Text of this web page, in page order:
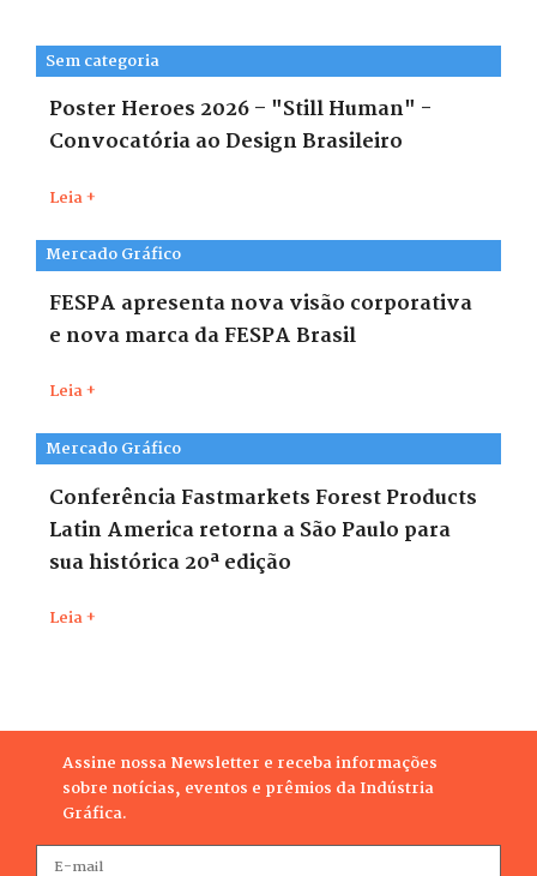
Sem categoria
Poster Heroes 2026 – "Still Human" -
Convocatória ao Design Brasileiro
Leia +
Mercado Gráfico
FESPA apresenta nova visão corporativa
e nova marca da FESPA Brasil
Leia +
Mercado Gráfico
Conferência Fastmarkets Forest Products
Latin America retorna a São Paulo para
sua histórica 20ª edição
Leia +
Assine nossa Newsletter e receba informações
sobre notícias, eventos e prêmios da Indústria
Gráfica.